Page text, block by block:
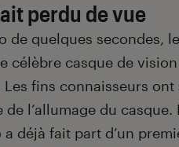
perdu de vue
de quelques secondes,
célèbre casque de
fins connaisseurs
l’allumage du casque.
déjà fait part d’un